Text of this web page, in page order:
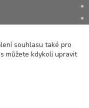
souhlasu také pro
můžete kdykoli upravit